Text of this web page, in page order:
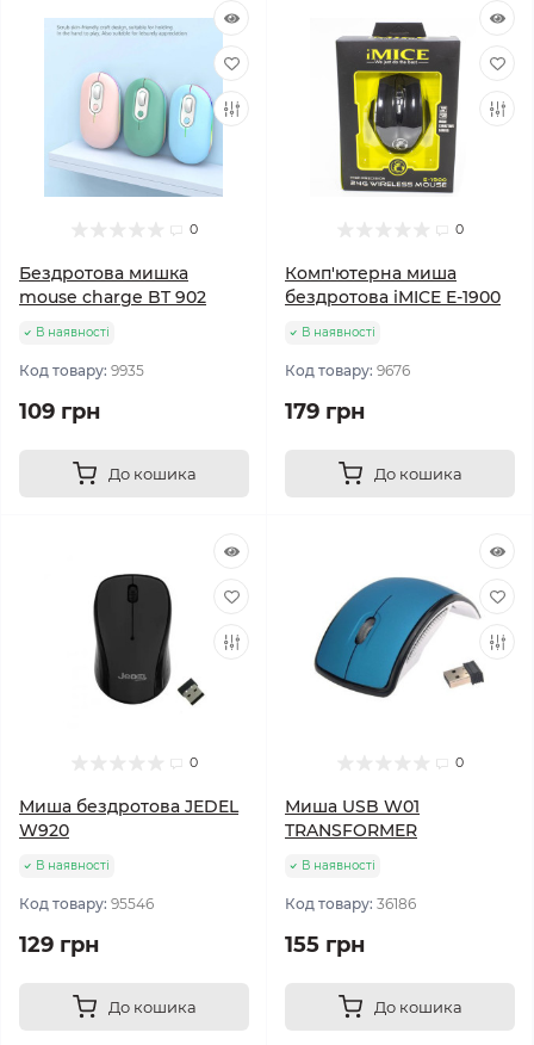
0
Бездротова мишка
mouse charge BT 902
В наявності
Код товару: 9935
109 грн
До кошика
0
Комп'ютерна миша
бездротова iMICE E-1900
В наявності
Код товару: 9676
179 грн
До кошика
0
Миша бездротова JEDEL
W920
В наявності
Код товару: 95546
129 грн
До кошика
0
Миша USB W01
TRANSFORMER
В наявності
Код товару: 36186
155 грн
До кошика